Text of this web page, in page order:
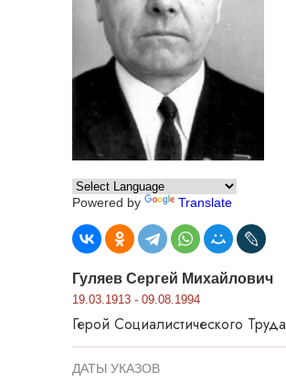
Powered by Translate
Гуляев Сергей Михайлович
19.03.1913 - 09.08.1994
Герой Социалистического Труда
ДАТЫ УКАЗОВ